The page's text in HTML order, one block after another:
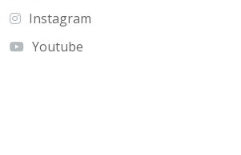
Instagram
Youtube